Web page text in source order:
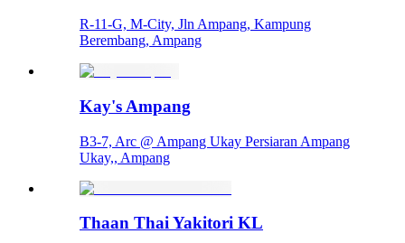
R-11-G, M-City, Jln Ampang, Kampung
Berembang, Ampang
Kay's Ampang
B3-7, Arc @ Ampang Ukay Persiaran Ampang
Ukay,, Ampang
Thaan Thai Yakitori KL